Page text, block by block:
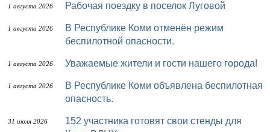
1 августа 2026 Рабочая поездку в поселок Луговой
1 августа 2026
В Республике Коми отменён режим
беспилотной опасности.
1 августа 2026 Уважаемые жители и гости нашего города!
1 августа 2026
В Республике Коми объявлена беспилотная
опасность.
31 июля 2026
152 участника готовят свои стенды для